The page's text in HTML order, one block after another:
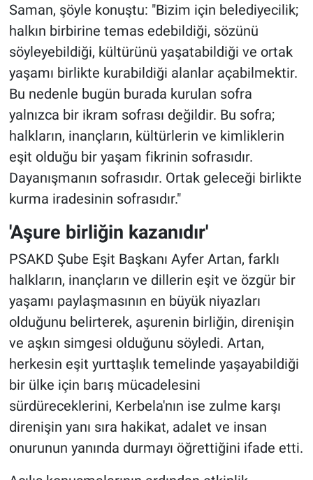
Saman, şöyle konuştu: "Bizim için belediyecilik;
halkın birbirine temas edebildiği, sözünü
söyleyebildiği, kültürünü yaşatabildiği ve ortak
yaşamı birlikte kurabildiği alanlar açabilmektir.
Bu nedenle bugün burada kurulan sofra
yalnızca bir ikram sofrası değildir. Bu sofra;
halkların, inançların, kültürlerin ve kimliklerin
eşit olduğu bir yaşam fikrinin sofrasıdır.
Dayanışmanın sofrasıdır. Ortak geleceği birlikte
kurma iradesinin sofrasıdır."
'Aşure birliğin kazanıdır'
PSAKD Şube Eşit Başkanı Ayfer Artan, farklı
halkların, inançların ve dillerin eşit ve özgür bir
yaşamı paylaşmasının en büyük niyazları
olduğunu belirterek, aşurenin birliğin, direnişin
ve aşkın simgesi olduğunu söyledi. Artan,
herkesin eşit yurttaşlık temelinde yaşayabildiği
bir ülke için barış mücadelesini
sürdüreceklerini, Kerbela'nın ise zulme karşı
direnişin yanı sıra hakikat, adalet ve insan
onurunun yanında durmayı öğrettiğini ifade etti.